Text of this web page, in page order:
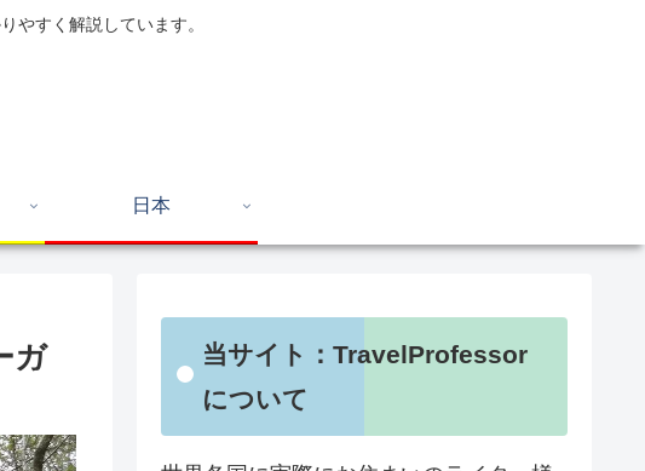
やすく解説しています。
日本
ガ
当サイト：TravelProfessor
について